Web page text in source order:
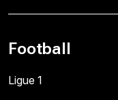
Football
Ligue 1